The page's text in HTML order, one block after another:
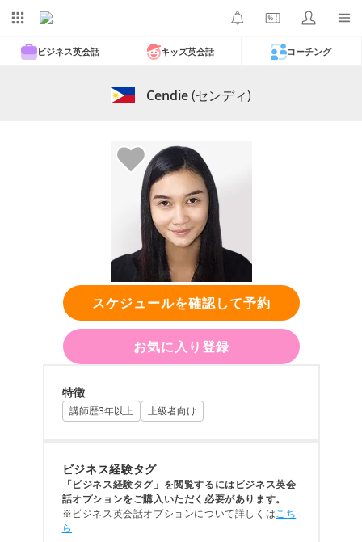
ビジネス英会話 キッズ英会話 コーチング
Cendie(センディ)
スケジュールを確認して予約
お気に入り登録
特徴
講師歴3年以上 上級者向け
ビジネス経験タグ
「ビジネス経験タグ」を閲覧するにはビジネス英会
話オプションをご購入いただく必要があります。
※ビジネス英会話オプションについて詳しくはこち
ら